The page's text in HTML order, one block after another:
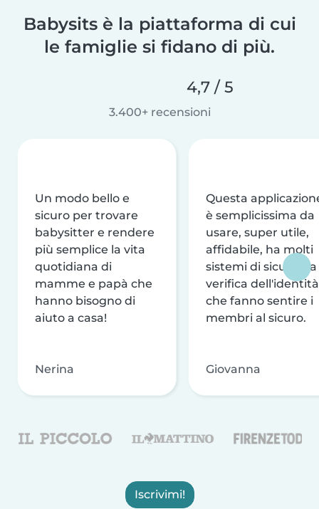
Babysits è la piattaforma di cui
le famiglie si fidano di più.
4,7 / 5
3.400+ recensioni
Un modo bello e
sicuro per trovare
babysitter e rendere
più semplice la vita
quotidiana di
mamme e papà che
hanno bisogno di
aiuto a casa!
Nerina
Questa
è semplicissima da
usare, super utile,
affidabile, ha molti
sistemi di sicurezza
verifica dell'identità
che fanno sentire i
membri al sicuro.
Giovanna
Iscrivimi!